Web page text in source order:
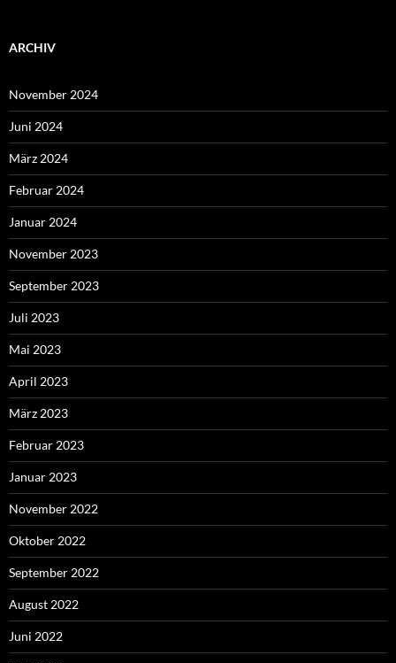
ARCHIV
November 2024
Juni 2024
März 2024
Februar 2024
Januar 2024
November 2023
September 2023
Juli 2023
Mai 2023
April 2023
März 2023
Februar 2023
Januar 2023
November 2022
Oktober 2022
September 2022
August 2022
Juni 2022